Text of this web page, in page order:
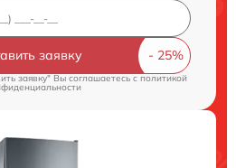
заявку
заявку" Вы соглашаетесь cполитикой